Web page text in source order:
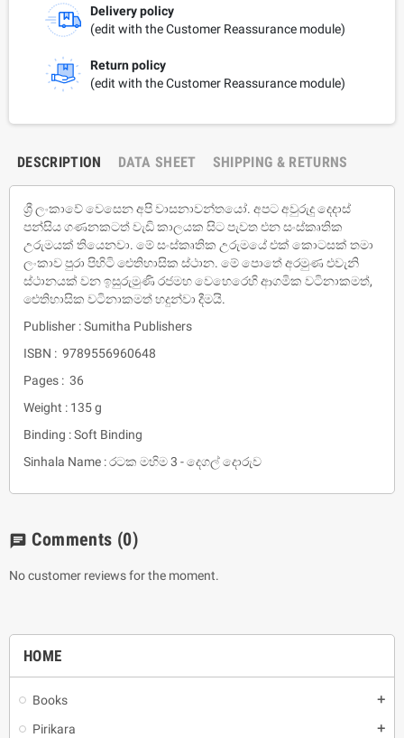
HOME
Books add
Pirikara add
Delivery policy
(edit with the Customer Reassurance module)
Return policy
(edit with the Customer Reassurance module)
DESCRIPTION DATA SHEET SHIPPING & RETURNS
ශ්‍රී ලංකාවේ වෙසෙන අපි වාසනාවන්තයෝ. අපට අවුරුදු දෙදාස්
පන්සිය ගණනකටත් වැඩි කාලයක සිට පැවත එන සංස්කෘතික
උරුමයක් තියෙනවා. මේ සංස්කෘතික උරුමයේ එක් කොටසක් තමා
ලංකාව පුරා පිහිටි ඓතිහාසික ස්ථාන. මේ පොතේ අරමුණ එවැනි
ස්ථානයක් වන ඉසුරුමුණි රජමහ වෙහෙරෙහි ආගමික වටිනාකමත්,
ඓතිහාසික වටිනාකමත් හදුන්වා දීමයි.
Publisher : Sumitha Publishers
ISBN : 9789556960648
Pages : 36
Weight : 135 g
Binding : Soft Binding
Sinhala Name : රටක මහිම 3 - දෙගල් දොරුව
chat Comments (0)
No customer reviews for the moment.